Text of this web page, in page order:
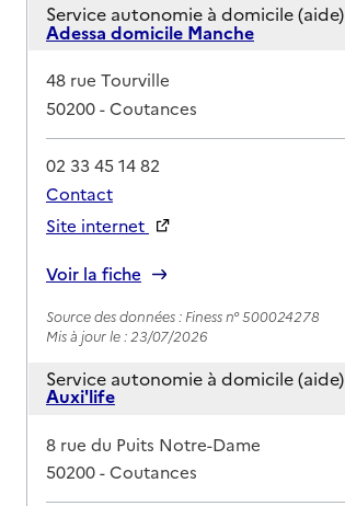
Service autonomie à domicile (aide)
Adessa domicile Manche
Adresse
48 rue Tourville
50200-Coutances
02 33 45 14 82
Contact
Site internet
Voir la fiche
Source des données : Finess n° 500024278
Mis à jour le : 23/07/2026
Service autonomie à domicile (aide)
Auxi'life
Adresse
8 rue du Puits Notre-Dame
50200-Coutances